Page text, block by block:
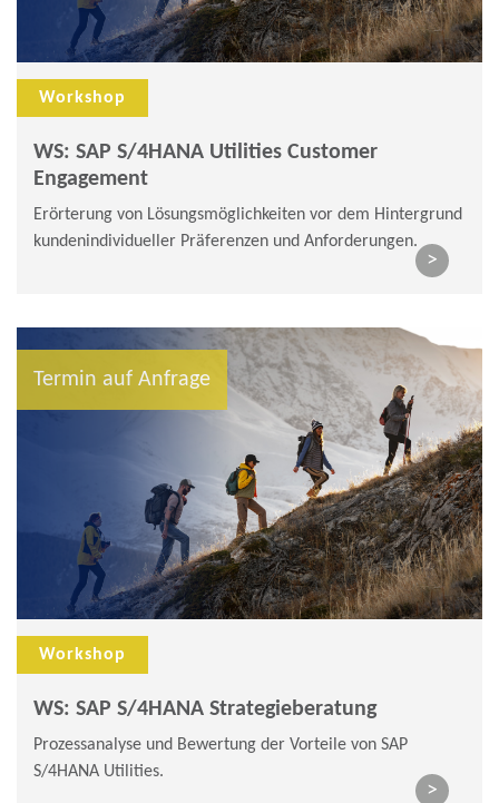
Workshop
WS: SAP S/4HANA Utilities Customer
Engagement
Erörterung von Lösungsmöglichkeiten vor dem Hintergrund
kundenindividueller Präferenzen und Anforderungen.
>
Termin auf Anfrage
Workshop
WS: SAP S/4HANA Strategieberatung
Prozessanalyse und Bewertung der Vorteile von SAP
S/4HANA Utilities.
>